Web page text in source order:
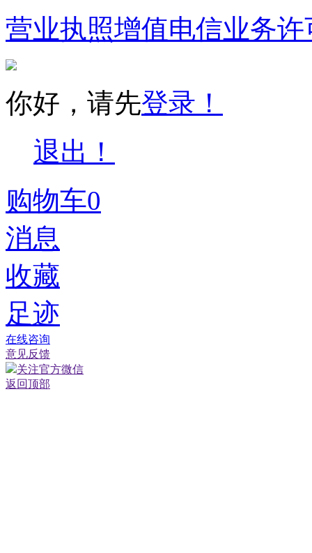
营业执照增值电信业务许
你好，请先登录！
退出！
购物车0
消息
收藏
足迹
在线咨询
意见反馈
关注官方微信
返回顶部